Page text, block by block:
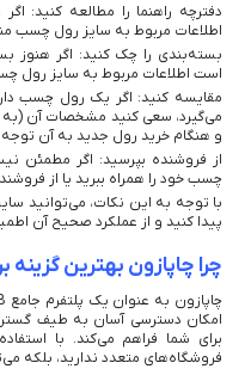
دفترچه راهنما را مطالعه کنید:
اطلاعات مربوط به سایز رول چسب
بسته‌بندی را چک کنید: اگر هنوز
است اطلاعات مربوط به سایز رول
مقایسه کنید: اگر یک رول چسب
می‌گیرد، سعی کنید مشخصات آن
و هنگام خرید رول جدید به آن توجه
از فروشنده بپرسید: اگر مطمئن
چسب خود را همراه ببرید یا از
با توجه به این نکات، می‌توانید
پیدا کنید و از عملکرد صحیح آن
چرا چاپازون بهترین
امکان دسترسی آسان به طیف
برای شما فراهم می‌کند. با
فروشگاه‌های متعدد ندارید، بلکه